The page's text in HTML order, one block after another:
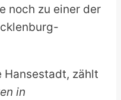
noch zu einer der
Hansestadt, zählt
in